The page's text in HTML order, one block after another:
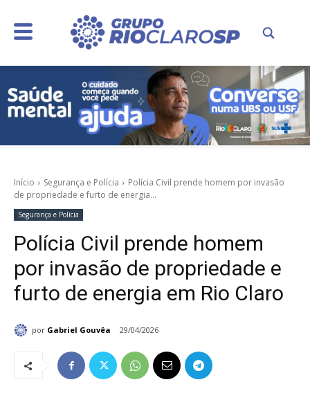
Início Segurança e Polícia
Polícia Civil prende homem por invasão
de propriedade e furto de energia...
Segurança e Polícia
Polícia Civil prende homem
por invasão de propriedade e
furto de energia em Rio Claro
por Gabriel Gouvêa 29/04/2026